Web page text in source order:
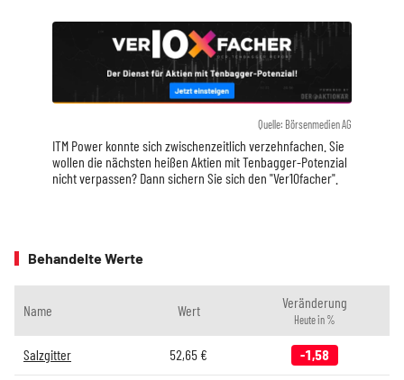
Quelle: Börsenmedien AG
ITM Power konnte sich zwischenzeitlich verzehnfachen. Sie
wollen die nächsten heißen Aktien mit Tenbagger-Potenzial
nicht verpassen? Dann sichern Sie sich den "Ver10facher".
Behandelte Werte
Name Wert Veränderung
Heute in %
Salzgitter 52,65 € -1,58